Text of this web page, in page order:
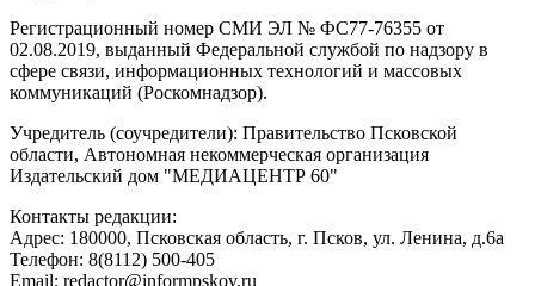
Регистрационный номер СМИ ЭЛ № ФС77-76355 от
02.08.2019, выданный Федеральной службой по надзору в
сфере связи, информационных технологий и массовых
коммуникаций (Роскомнадзор).
Учредитель (соучредители): Правительство Псковской
области, Автономная некоммерческая организация
Издательский дом "МЕДИАЦЕНТР 60"
Контакты редакции:
Адреc: 180000, Псковская область, г. Псков, ул. Ленина, д.6а
Телефон: 8(8112) 500-405
Email: redactor@informpskov.ru